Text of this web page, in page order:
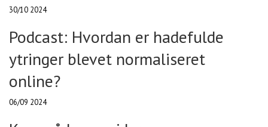
30/10 2024
Podcast: Hvordan er hadefulde
ytringer blevet normaliseret
online?
06/09 2024